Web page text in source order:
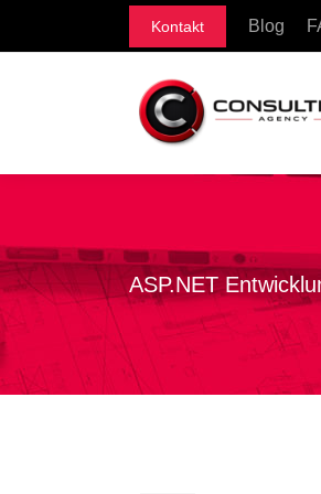
Kontakt Blog
ASP.NET